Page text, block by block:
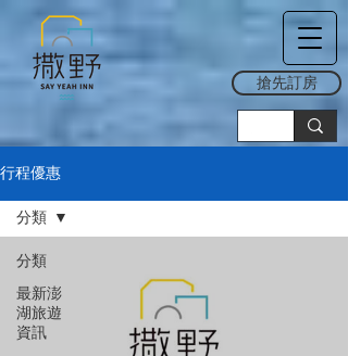
搶先訂房
行程優惠
分類
最新澎
湖旅遊
資訊
分類